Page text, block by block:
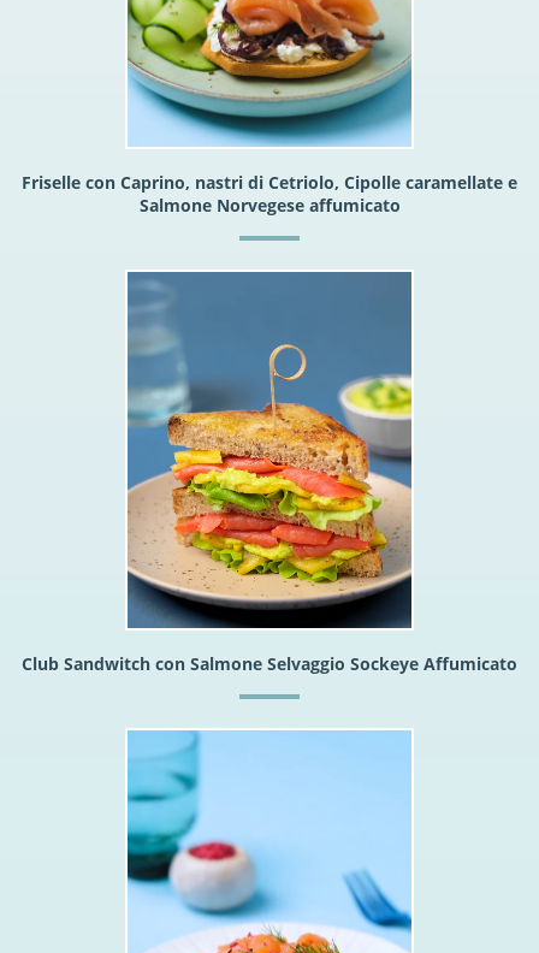
Friselle con Caprino, nastri di Cetriolo, Cipolle caramellate e
Salmone Norvegese affumicato
Club Sandwitch con Salmone Selvaggio Sockeye Affumicato